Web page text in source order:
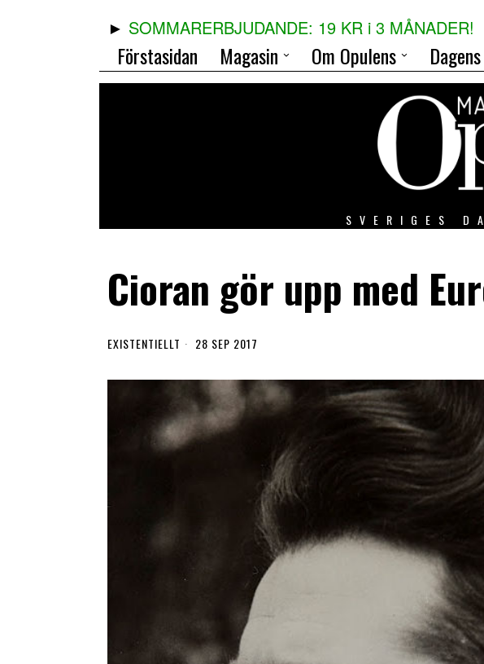
SOMMARERBJUDANDE: 19 KR i 3 MÅNADER!
Förstasidan Magasin Om Opulens
SVERIGES
Cioran gör upp med
EXISTENTIELLT 28 SEP 2017